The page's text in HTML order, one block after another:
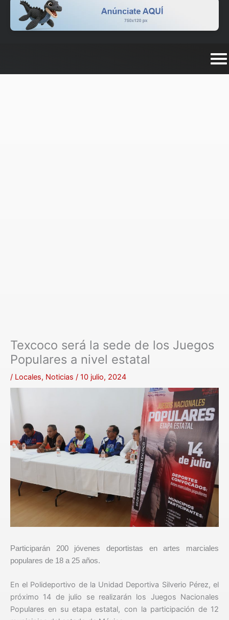
Texcoco será la sede de los Juegos
Populares a nivel estatal
/ Locales, Noticias / 10 julio, 2024
Participarán 200 jóvenes deportistas en artes marciales
populares de 18 a 25 años.
En el Polideportivo de la Unidad Deportiva Silverio Pérez, el
próximo 14 de julio se realizarán los Juegos Nacionales
Populares en su etapa estatal, con la participación de 12